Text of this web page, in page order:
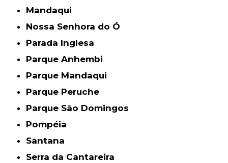
Mandaqui
Nossa Senhora do Ó
Parada Inglesa
Parque Anhembi
Parque Mandaqui
Parque Peruche
Parque São Domingos
Pompéia
Santana
Serra da Cantareira